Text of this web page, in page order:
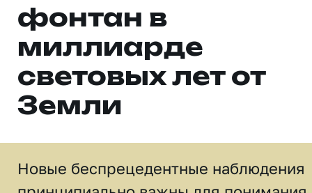
фонтан в
миллиарде
световых лет от
Земли
Новые беспрецедентные наблюдения